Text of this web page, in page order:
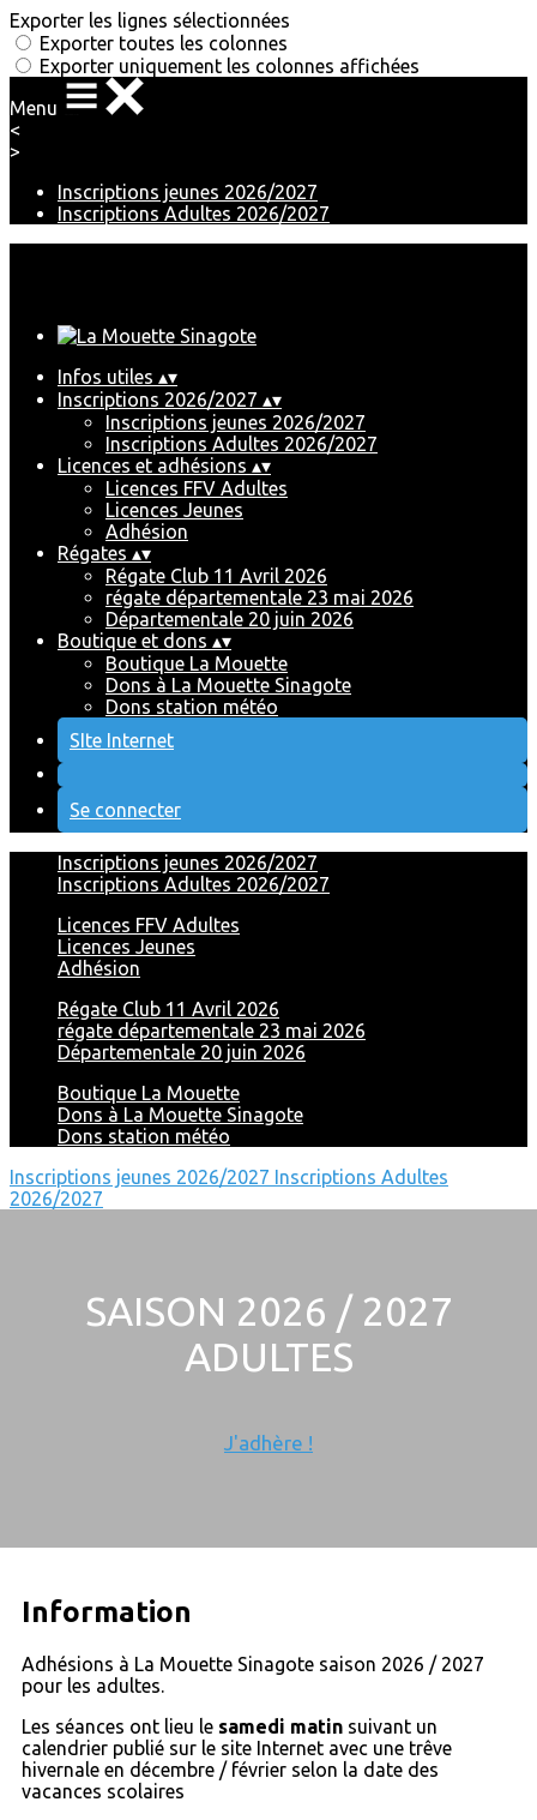
Exporter les lignes sélectionnées
Exporter toutes les colonnes
Exporter uniquement les colonnes affichées
Menu
<
>
Inscriptions jeunes 2026/2027
Inscriptions Adultes 2026/2027
Infos utiles ▴▾
Inscriptions 2026/2027 ▴▾
Inscriptions jeunes 2026/2027
Inscriptions Adultes 2026/2027
Licences et adhésions ▴▾
Licences FFV Adultes
Licences Jeunes
Adhésion
Régates ▴▾
Régate Club 11 Avril 2026
régate départementale 23 mai 2026
Départementale 20 juin 2026
Boutique et dons ▴▾
Boutique La Mouette
Dons à La Mouette Sinagote
Dons station météo
SIte Internet
Se connecter
Inscriptions jeunes 2026/2027
Inscriptions Adultes 2026/2027
Licences FFV Adultes
Licences Jeunes
Adhésion
Régate Club 11 Avril 2026
régate départementale 23 mai 2026
Départementale 20 juin 2026
Boutique La Mouette
Dons à La Mouette Sinagote
Dons station météo
Inscriptions jeunes 2026/2027 Inscriptions Adultes
2026/2027
SAISON 2026 / 2027
ADULTES
J'adhère !
Information
Adhésions à La Mouette Sinagote saison 2026 / 2027
pour les adultes.
Les séances ont lieu le samedi matin suivant un
calendrier publié sur le site Internet avec une trêve
hivernale en décembre / février selon la date des
vacances scolaires